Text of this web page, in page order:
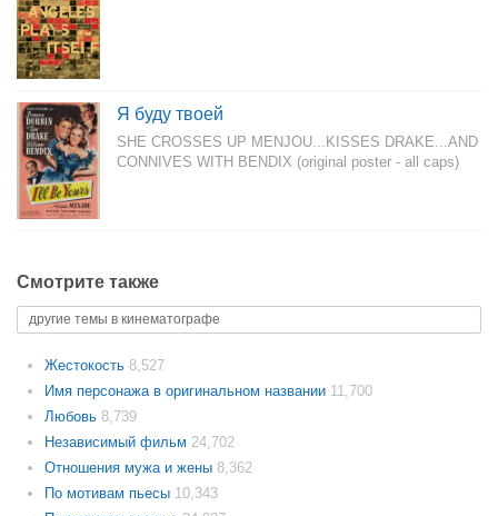
Я буду твоей
SHE CROSSES UP MENJOU...KISSES DRAKE...AND
CONNIVES WITH BENDIX (original poster - all caps)
Смотрите также
другие темы в кинематографе
Жестокость 8,527
Имя персонажа в оригинальном названии 11,700
Любовь 8,739
Независимый фильм 24,702
Отношения мужа и жены 8,362
По мотивам пьесы 10,343